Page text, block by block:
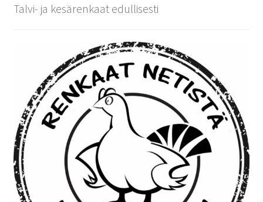
Talvi- ja kesärenkaat edullisesti